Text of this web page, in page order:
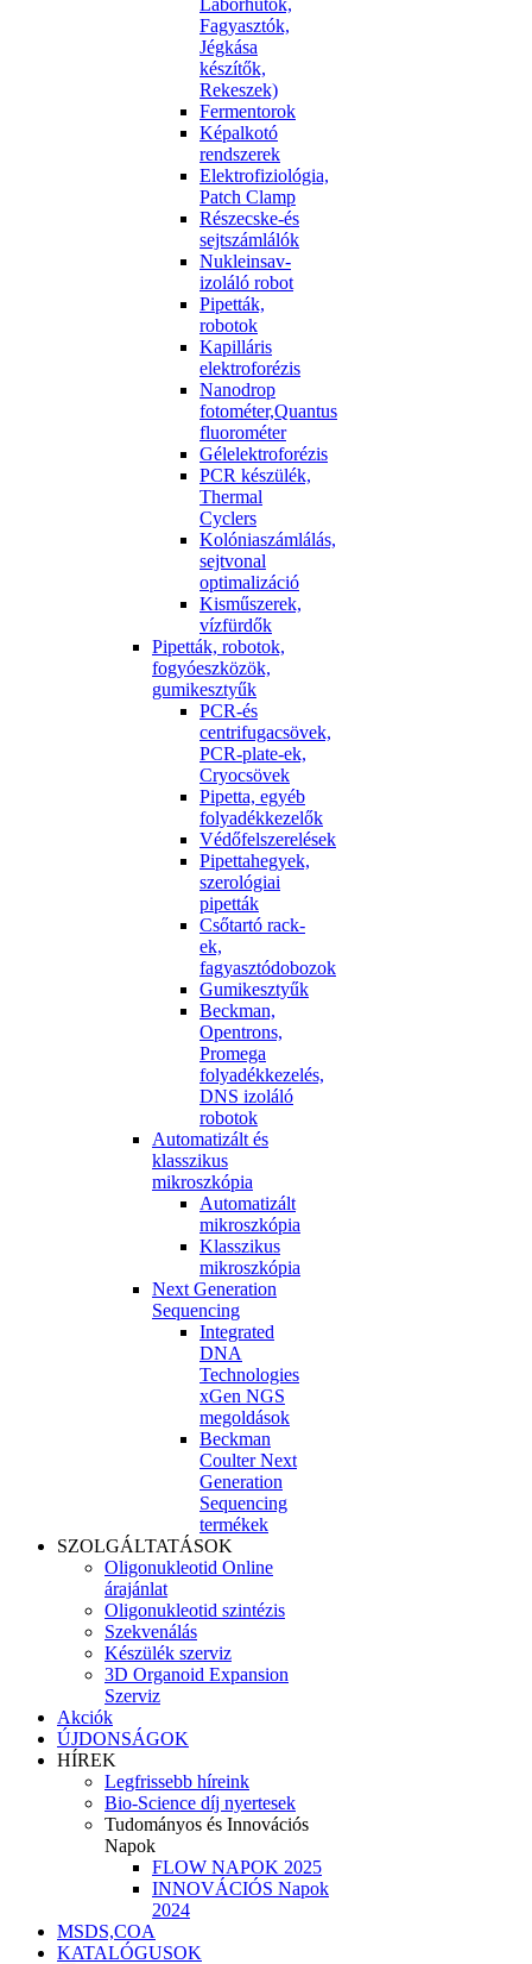
Fagyasztók,
Jégkása
készítők,
Rekeszek)
Fermentorok
Képalkotó
rendszerek
Elektrofiziológia,
Patch Clamp
Részecske-és
sejtszámlálók
Nukleinsav-
izoláló robot
Pipetták,
robotok
Kapilláris
elektroforézis
Nanodrop
fotométer,Quantus
fluorométer
Gélelektroforézis
PCR készülék,
Thermal
Cyclers
Kolóniaszámlálás,
sejtvonal
optimalizáció
Kisműszerek,
vízfürdők
Pipetták, robotok,
fogyóeszközök,
gumikesztyűk
PCR-és
centrifugacsövek,
PCR-plate-ek,
Cryocsövek
Pipetta, egyéb
folyadékkezelők
Védőfelszerelések
Pipettahegyek,
szerológiai
pipetták
Csőtartó rack-
ek,
fagyasztódobozok
Gumikesztyűk
Beckman,
Opentrons,
Promega
folyadékkezelés,
DNS izoláló
robotok
Automatizált és
klasszikus
mikroszkópia
Automatizált
mikroszkópia
Klasszikus
mikroszkópia
Next Generation
Sequencing
Integrated
DNA
Technologies
xGen NGS
megoldások
Beckman
Coulter Next
Generation
Sequencing
termékek
SZOLGÁLTATÁSOK
Oligonukleotid Online
árajánlat
Oligonukleotid szintézis
Szekvenálás
Készülék szerviz
3D Organoid Expansion
Szerviz
Akciók
ÚJDONSÁGOK
HÍREK
Legfrissebb híreink
Bio-Science díj nyertesek
Tudományos és Innovációs
Napok
FLOW NAPOK 2025
INNOVÁCIÓS Napok
2024
MSDS,COA
KATALÓGUSOK